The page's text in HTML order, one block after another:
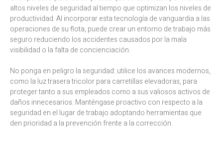
altos niveles de seguridad al tiempo que optimizan los niveles de
productividad. Al incorporar esta tecnología de vanguardia a las
operaciones de su flota, puede crear un entorno de trabajo más
seguro reduciendo los accidentes causados por la mala
visibilidad o la falta de concienciación.
No ponga en peligro la seguridad: utilice los avances modernos,
como la luz trasera tricolor para carretillas elevadoras, para
proteger tanto a sus empleados como a sus valiosos activos de
daños innecesarios. Manténgase proactivo con respecto a la
seguridad en el lugar de trabajo adoptando herramientas que
den prioridad a la prevención frente a la corrección.